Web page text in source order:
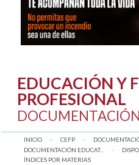
EDUCACIÓN Y
PROFESIONAL
DOCUMENTACIÓN
INICIO CEFP
DOCUMENTACIÓN EDUCAT...
AQUÍ:
ÍNDICES POR MATERIAS